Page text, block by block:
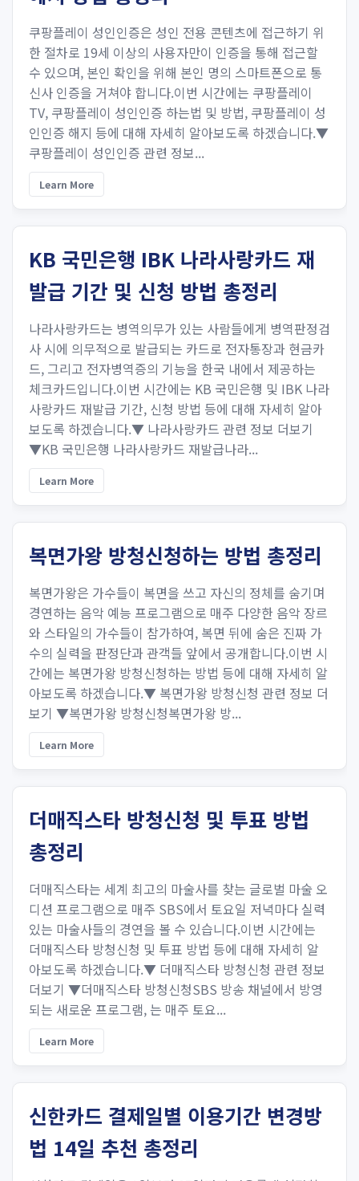
쿠팡플레이 성인인증은 성인 전용 콘텐츠에 접근하기 위
한 절차로 19세 이상의 사용자만이 인증을 통해 접근할
수 있으며, 본인 확인을 위해 본인 명의 스마트폰으로 통
신사 인증을 거쳐야 합니다.이번 시간에는 쿠팡플레이
TV, 쿠팡플레이 성인인증 하는법 및 방법, 쿠팡플레이 성
인인증 해지 등에 대해 자세히 알아보도록 하겠습니다.▼
쿠팡플레이 성인인증 관련 정보...
Learn More
KB 국민은행 IBK 나라사랑카드 재
발급 기간 및 신청 방법 총정리
나라사랑카드는 병역의무가 있는 사람들에게 병역판정검
사 시에 의무적으로 발급되는 카드로 전자통장과 현금카
드, 그리고 전자병역증의 기능을 한국 내에서 제공하는
체크카드입니다.이번 시간에는 KB 국민은행 및 IBK 나라
사랑카드 재발급 기간, 신청 방법 등에 대해 자세히 알아
보도록 하겠습니다.▼ 나라사랑카드 관련 정보 더보기
▼KB 국민은행 나라사랑카드 재발급나라...
Learn More
복면가왕 방청신청하는 방법 총정리
복면가왕은 가수들이 복면을 쓰고 자신의 정체를 숨기며
경연하는 음악 예능 프로그램으로 매주 다양한 음악 장르
와 스타일의 가수들이 참가하여, 복면 뒤에 숨은 진짜 가
수의 실력을 판정단과 관객들 앞에서 공개합니다.이번 시
간에는 복면가왕 방청신청하는 방법 등에 대해 자세히 알
아보도록 하겠습니다.▼ 복면가왕 방청신청 관련 정보 더
보기 ▼복면가왕 방청신청복면가왕 방...
Learn More
더매직스타 방청신청 및 투표 방법
총정리
더매직스타는 세계 최고의 마술사를 찾는 글로벌 마술 오
디션 프로그램으로 매주 SBS에서 토요일 저녁마다 실력
있는 마술사들의 경연을 볼 수 있습니다.이번 시간에는
더매직스타 방청신청 및 투표 방법 등에 대해 자세히 알
아보도록 하겠습니다.▼ 더매직스타 방청신청 관련 정보
더보기 ▼더매직스타 방청신청SBS 방송 채널에서 방영
되는 새로운 프로그램, 는 매주 토요...
Learn More
신한카드 결제일별 이용기간 변경방
법 14일 추천 총정리